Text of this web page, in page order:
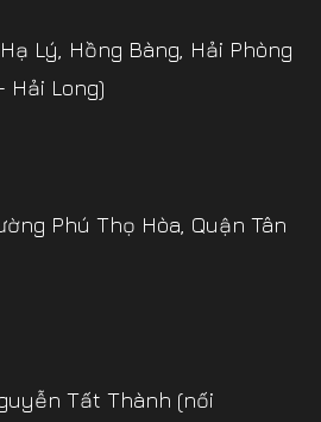
Lý, Hồng Bàng, Hải Phòng
Hải Long)
Phú Thọ Hòa, Quận Tân
Tất Thành (nối